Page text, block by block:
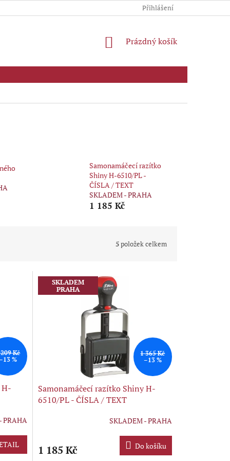
Přihlášení
NÁKUPNÍ
Prázdný košík
Samonamáčecí razítko
Shiny H-6510/PL -
ČÍSLA / TEXT
SKLADEM - PRAHA
1 185 Kč
5položek celkem
Kč
%
H-
PRAHA
SKLADEM
PRAHA
1 365 Kč
–13 %
Samonamáčecí razítko Shiny H-
6510/PL - ČÍSLA / TEXT
SKLADEM - PRAHA
1 185 Kč Do košíku